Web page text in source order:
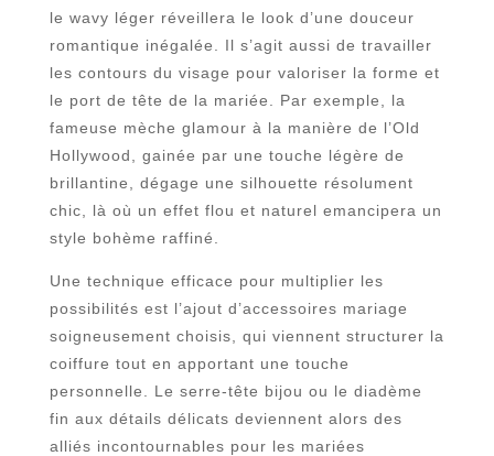
le wavy léger réveillera le look d’une douceur
romantique inégalée. Il s’agit aussi de travailler
les contours du visage pour valoriser la forme et
le port de tête de la mariée. Par exemple, la
fameuse mèche glamour à la manière de l’Old
Hollywood, gainée par une touche légère de
brillantine, dégage une silhouette résolument
chic, là où un effet flou et naturel emancipera un
style bohème raffiné.
Une technique efficace pour multiplier les
possibilités est l’ajout d’accessoires mariage
soigneusement choisis, qui viennent structurer la
coiffure tout en apportant une touche
personnelle. Le serre-tête bijou ou le diadème
fin aux détails délicats deviennent alors des
alliés incontournables pour les mariées